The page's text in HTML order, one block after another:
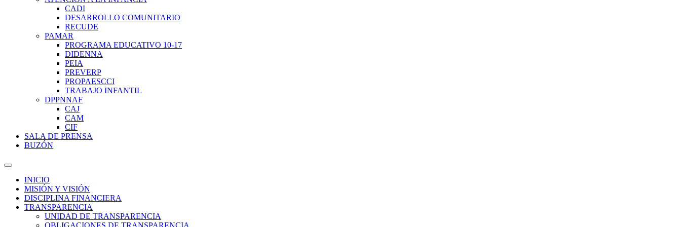
CADI
DESARROLLO COMUNITARIO
RECUDE
PAMAR
PROGRAMA EDUCATIVO 10-17
DIDENNA
PEIA
PREVERP
PROPAESCCI
TRABAJO INFANTIL
DPPNNAF
CAJ
CAM
CIF
SALA DE PRENSA
BUZÓN
INICIO
MISIÓN Y VISIÓN
DISCIPLINA FINANCIERA
TRANSPARENCIA
UNIDAD DE TRANSPARENCIA
OBLIGACIONES DE TRANSPARENCIA